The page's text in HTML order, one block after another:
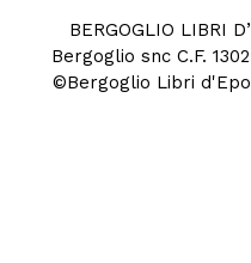
BERGOGLIO LIBRI
Bergoglio snc C.F.
©Bergoglio Libri